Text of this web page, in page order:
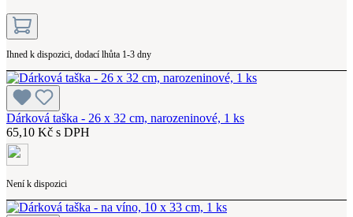
Ihned k dispozici, dodací lhůta 1-3 dny
Dárková taška - 26 x 32 cm, narozeninové, 1 ks
65,10 Kč s DPH
Není k dispozici